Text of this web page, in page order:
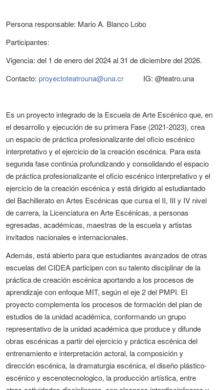
Persona responsable: Mario A. Blanco Lobo
Participantes:
Vigencia: del 1 de enero del 2024 al 31 de diciembre del 2026.
Contacto: proyectoteatrouna@una.cr IG: @teatro.una
Es un proyecto integrado de la Escuela de Arte Escénico que, en
el desarrollo y ejecución de su primera Fase (2021-2023), crea
un espacio de práctica profesionalizante del oficio escénico
interpretativo y el ejercicio de la creación escénica. Para esta
segunda fase continúa profundizando y consolidando el espacio
de práctica profesionalizante el oficio escénico interpretativo y el
ejercicio de la creación escénica y está dirigido al estudiantado
del Bachillerato en Artes Escénicas que cursa el II, III y IV nivel
de carrera, la Licenciatura en Arte Escénicas, a personas
egresadas, académicas, maestras de la escuela y artistas
invitados nacionales e internacionales.
Además, está abierto para que estudiantes avanzados de otras
escuelas del CIDEA participen con su talento disciplinar de la
práctica de creación escénica aportando a los procesos de
aprendizaje con enfoque MIT, según el eje 2 del PMPI. El
proyecto complementa los procesos de formación del plan de
estudios de la unidad académica, conformando un grupo
representativo de la unidad académica que produce y difunde
obras escénicas a partir del ejercicio y práctica escénica del
entrenamiento e interpretación actoral, la composición y
dirección escénica, la dramaturgia escénica, el diseño plástico-
escénico y escenotecnologico, la producción artística, entre